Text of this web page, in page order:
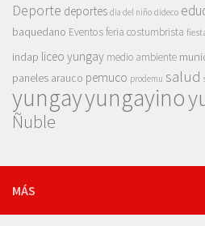
Deporte deportes dia del niño dideco
baquedano Eventosferia costumbrista
indap liceo yungay medio ambiente
paneles arauco pemuco prodemu salud
yungayyungayino
Ñuble
MÁS